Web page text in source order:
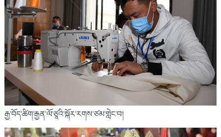
རྒྱ་བོད་ཚིག་རྒྱན་ལོ་ཙཱའི་སྐོར་རགས་ཙམ་གླེང་བ།